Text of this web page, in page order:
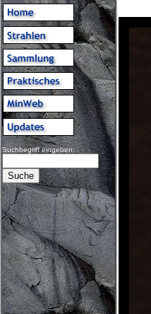
Suchbegriff eingeben: